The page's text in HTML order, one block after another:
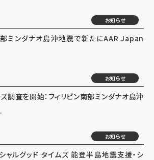
お知らせ
部ミンダナオ島沖地震で新たにAAR Japan
お知らせ
調査を開始：フィリピン南部ミンダナオ島沖
お知らせ
ルグッド タイムズ 能登半島地震支援・シ